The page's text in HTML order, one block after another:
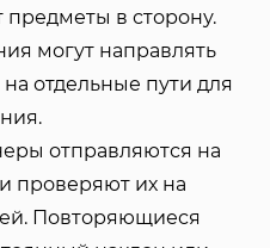
предметы в сторону.
могут направлять
отдельные пути для
отправляются на
проверяют их на
Повторяющиеся